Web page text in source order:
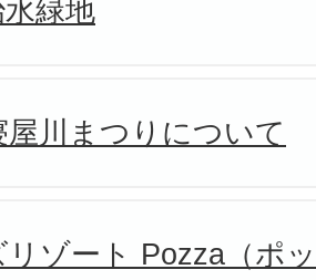
緑地
屋川まつりについて
リゾート Pozza（ポ